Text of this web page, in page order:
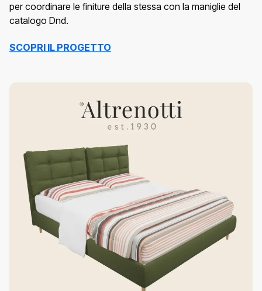
per coordinare le finiture della stessa con la maniglie del
catalogo Dnd.
SCOPRI IL PROGETTO